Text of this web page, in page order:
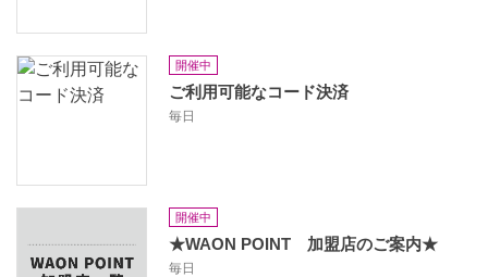
開催中
ご利用可能なコード決済
毎日
開催中
★WAON POINT 加盟店のご案内★
毎日